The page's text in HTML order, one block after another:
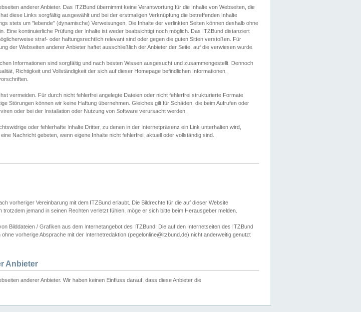
anderer Anbieter. Das ITZBund übernimmt keine Verantwortung für die Inhalte von Webseiten, die
diese Links sorgfältig ausgewählt und bei der erstmaligen Verknüpfung die betreffenden Inhalte
stets um "lebende" (dynamische) Verweisungen. Die Inhalte der verlinkten Seiten können deshalb ohne
Eine kontinuierliche Prüfung der Inhalte ist weder beabsichtigt noch möglich. Das ITZBund distanziert
straf- oder haftungsrechtlich relevant sind oder gegen die guten Sitten verstoßen. Für
der Webseiten anderer Anbieter haftet ausschließlich der Anbieter der Seite, auf die verwiesen wurde.
Informationen sind sorgfältig und nach besten Wissen ausgesucht und zusammengestellt. Dennoch
Richtigkeit und Vollständigkeit der sich auf dieser Homepage befindlichen Informationen,
vermeiden. Für durch nicht fehlerfrei angelegte Dateien oder nicht fehlerfrei strukturierte Formate
Störungen können wir keine Haftung übernehmen. Gleiches gilt für Schäden, die beim Aufrufen oder
oder bei der Installation oder Nutzung von Software verursacht werden.
oder fehlerhafte Inhalte Dritter, zu denen in der Internetpräsenz ein Link unterhalten wird,
Nachricht gebeten, wenn eigene Inhalte nicht fehlerfrei, aktuell oder vollständig sind.
vorheriger Vereinbarung mit dem ITZBund erlaubt. Die Bildrechte für die auf dieser Website
jemand in seinen Rechten verletzt fühlen, möge er sich bitte beim Herausgeber melden.
Bilddateien / Grafiken aus dem Internetangebot des ITZBund: Die auf den Internetseiten des ITZBund
vorherige Absprache mit der Internetredaktion (pegelonline@itzbund.de) nicht anderweitig genutzt
Anbieter
anderer Anbieter. Wir haben keinen Einfluss darauf, dass diese Anbieter die